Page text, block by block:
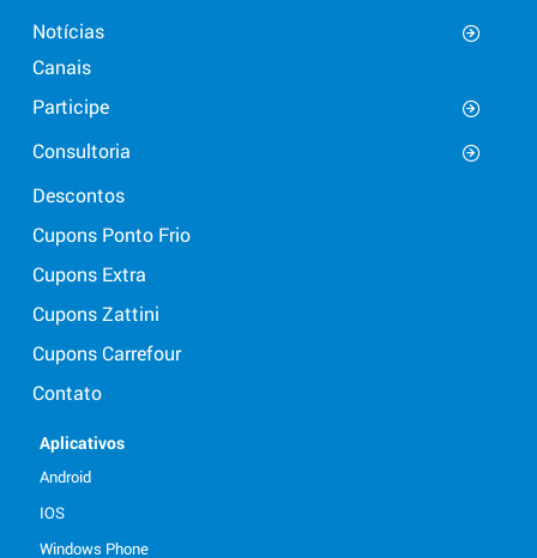
Notícias
Canais
Participe
Consultoria
Descontos
Cupons Ponto Frio
Cupons Extra
Cupons Zattini
Cupons Carrefour
Contato
Aplicativos
Android
IOS
Windows Phone